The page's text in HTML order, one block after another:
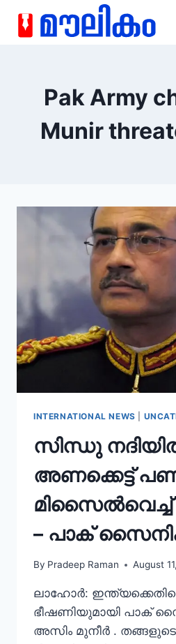
Pak Army
Munir
INTERNATIONAL NEWS
സിന്ധു
അണക്കെട്ട്
മിസൈൽവെച്ച്
– പാക്
By Pradeep Raman August
ലാഹോർ:
ഭീഷണിയുമായി പാക്
അസിം മുനീർ . തങ്ങളുടെ